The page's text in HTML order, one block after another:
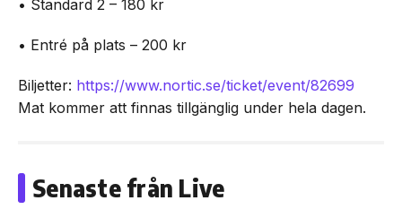
• Standard 2 – 180 kr
• Entré på plats – 200 kr
Biljetter: https://www.nortic.se/ticket/event/82699
Mat kommer att finnas tillgänglig under hela dagen.
Senaste från Live